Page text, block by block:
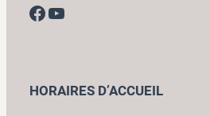
Facebook YouTube
HORAIRES D’ACCUEIL